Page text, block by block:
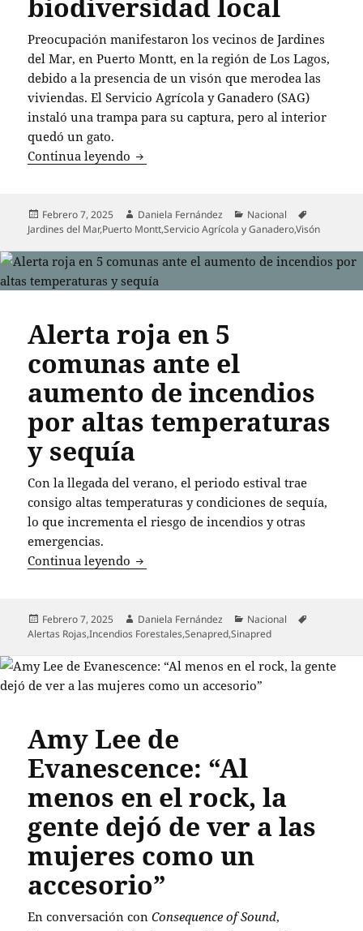
biodiversidad local
Preocupación manifestaron los vecinos de Jardines
del Mar, en Puerto Montt, en la región de Los Lagos,
debido a la presencia de un visón que merodea las
viviendas. El Servicio Agrícola y Ganadero (SAG)
instaló una trampa para su captura, pero al interior
quedó un gato.
Continua leyendo Visón causa alarma en Jardines del
Publicado
el
Febrero 7, 2025 Autor
Daniela Fernández Categorías
Nacional
Jardines del Mar,Puerto Montt,Servicio Agrícola y Ganadero,Visón
Alerta roja en 5
comunas ante el
aumento de incendios
por altas temperaturas
y sequía
Con la llegada del verano, el periodo estival trae
consigo altas temperaturas y condiciones de sequía,
lo que incrementa el riesgo de incendios y otras
emergencias.
Continua leyendo Alerta roja en 5 comunas ante el
Publicado
el
Febrero 7, 2025 Autor
Daniela Fernández Categorías
Nacional
Alertas Rojas,Incendios Forestales,Senapred,Sinapred
Amy Lee de
Evanescence: “Al
menos en el rock, la
gente dejó de ver a las
mujeres como un
accesorio”
En conversación conConsequence of Sound,